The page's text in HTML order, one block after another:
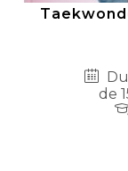
de